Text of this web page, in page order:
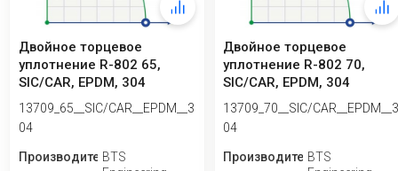
Двойное торцевое
уплотнение R-802 65,
SIC/CAR, EPDM, 304
13709_65__SIC/CAR__EPDM__3
04
ПроизводительBTS
Двойное торцевое
уплотнение R-802 70,
SIC/CAR, EPDM, 304
13709_70__SIC/
04
ПроизводительBTS